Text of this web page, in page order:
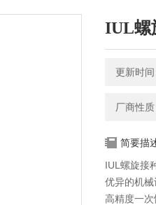
IUL螺
更新时
厂商性
简要描
IUL螺旋接
优异的机
高精度一